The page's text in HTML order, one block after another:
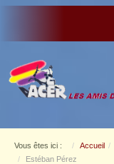
Vous êtes ici : Accueil
Estéban Pérez